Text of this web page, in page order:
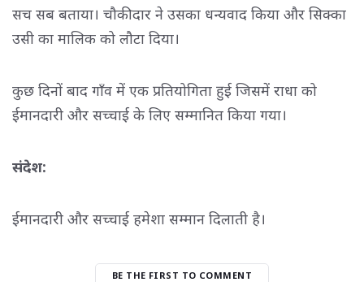
सच सब बताया। चौकीदार ने उसका धन्यवाद किया और सिक्का
उसी का मालिक को लौटा दिया।
कुछ दिनों बाद गाँव में एक प्रतियोगिता हुई जिसमें राधा को
ईमानदारी और सच्चाई के लिए सम्मानित किया गया।
संदेश:
ईमानदारी और सच्चाई हमेशा सम्मान दिलाती है।
BE THE FIRST TO COMMENT